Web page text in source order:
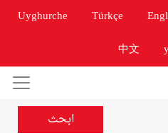
Türkçe
Uyghurche
中文
ابحث